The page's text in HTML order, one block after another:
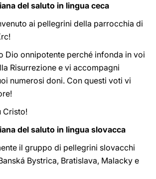
del saluto in lingua ceca
ai pellegrini della parrocchia di
Dio onnipotente perché infonda in voi
Risurrezione e vi accompagni
numerosi doni. Con questi voti vi
Cristo!
del saluto in lingua slovacca
il gruppo di pellegrini slovacchi
Bystrica, Bratislava, Malacky e